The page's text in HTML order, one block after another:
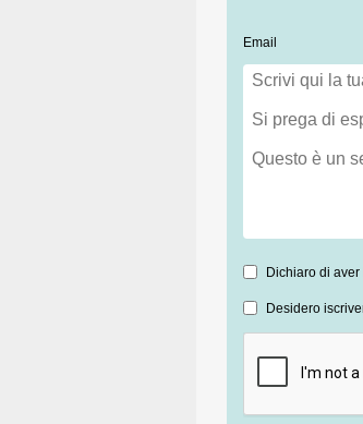
Email
Dichiaro di
Desidero